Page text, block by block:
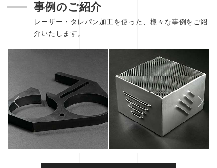
事例のご紹介
レーザー・タレパン加工を使った、様々な事例をご紹
介いたします。